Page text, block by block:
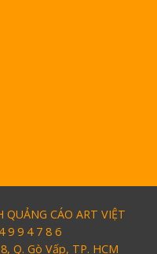
CÁO ART VIỆT
9 9 4 7 8 6
Q. Gò Vấp, TP. HCM